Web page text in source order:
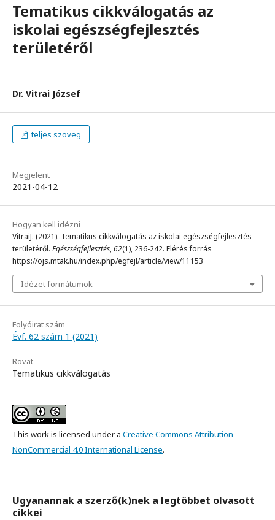
Tematikus cikkválogatás az
iskolai egészségfejlesztés
területéről
Dr. Vitrai József
teljes szöveg
Megjelent
2021-04-12
Hogyan kell idézni
VitraiJ. (2021). Tematikus cikkválogatás az iskolai egészségfejlesztés
területéről. Egészségfejlesztés,62(1), 236-242. Elérés forrás
https://ojs.mtak.hu/index.php/egfejl/article/view/11153
Idézet formátumok
Folyóirat szám
Évf. 62 szám 1 (2021)
Rovat
Tematikus cikkválogatás
This work is licensed under a Creative Commons Attribution-
NonCommercial 4.0 International License.
Ugyanannak a szerző(k)nek a legtöbbet olvasott
cikkei